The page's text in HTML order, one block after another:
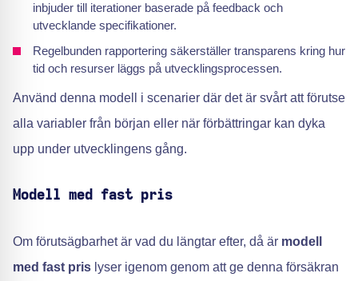
inbjuder till iterationer baserade på feedback och
utvecklande specifikationer.
Regelbunden rapportering säkerställer transparens kring hur
tid och resurser läggs på utvecklingsprocessen.
Använd denna modell i scenarier där det är svårt att förutse
alla variabler från början eller när förbättringar kan dyka
upp under utvecklingens gång.
Modell med fast pris
Om förutsägbarhet är vad du längtar efter, då är modell
med fast pris lyser igenom genom att ge denna försäkran